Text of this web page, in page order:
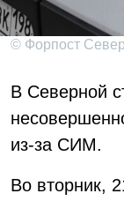
© Форпост
В Северной
из-за СИМ.
Во вторник,